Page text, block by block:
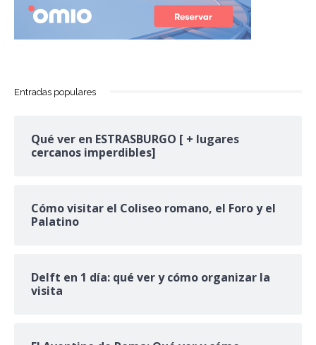
Entradas populares
Qué ver en ESTRASBURGO [ + lugares
cercanos imperdibles]
Cómo visitar el Coliseo romano, el Foro y el
Palatino
Delft en 1 día: qué ver y cómo organizar la
visita